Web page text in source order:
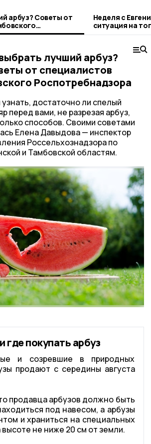
арбуз? Советы от
Неделя с
ситуация на
городе и
лучший арбуз?
от специалистов
Роспотребнадзора
достаточно ли спелый
перед вами, не разрезая арбуз,
способов. Своими советами
Елена Давыдова — инспектор
Россельхознадзора по
и Тамбовской областям.
где покупать арбуз
и созревшие в природных
продают с середины августа
продавца арбузов должно быть
под навесом, а арбузы
и храниться на специальных
не ниже 20 см от земли.